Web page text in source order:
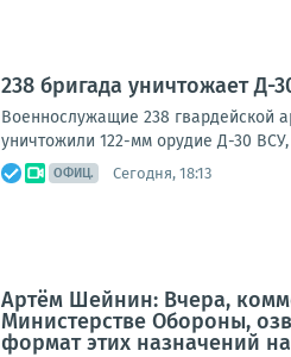
238 бригада уничтожает
Военнослужащие 238 гвардейской
уничтожили 122-мм орудие Д-30
ОФИЦ. Сегодня, 18:13
Артём Шейнин: Вчера,
Министерстве Обороны,
формат этих назначений